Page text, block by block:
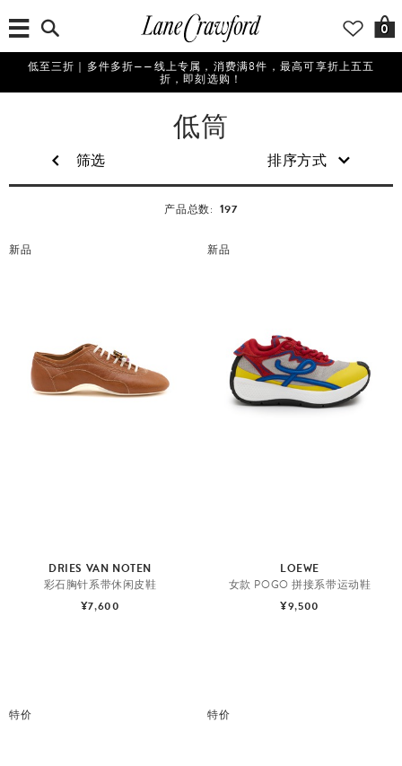
0
低至三折｜多件多折——线上专属，消费满8件，最高可享折上五五
折，即刻选购！
低筒
筛选 排序方式
产品总数: 197
新品
DRIES VAN NOTEN
彩石胸针系带休闲皮鞋
¥7,600
新品
LOEWE
女款 POGO 拼接系带运动鞋
¥9,500
特价 特价